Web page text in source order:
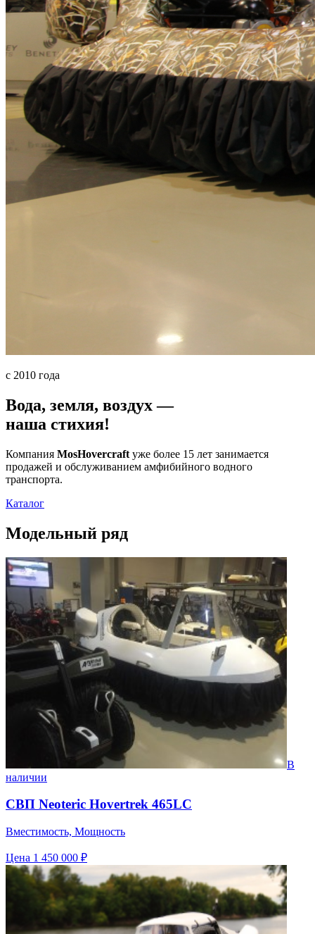
с 2010 года
Вода, земля, воздух —
наша стихия!
Компания MosHovercraft уже более 15 лет занимается
продажей и обслуживанием амфибийного водного
транспорта.
Каталог
Модельный ряд
В
наличии
СВП Neoteric Hovertrek 465LC
Вместимость, Мощность
Цена 1 450 000 ₽